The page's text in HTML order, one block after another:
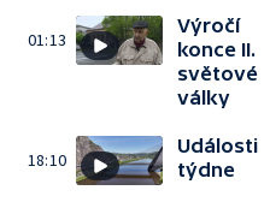
01:13
Výročí
konce II.
světové
války
18:10
Události
týdne